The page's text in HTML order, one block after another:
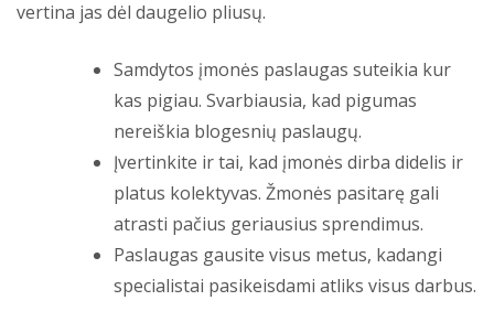
vertina jas dėl daugelio pliusų.
Samdytos įmonės paslaugas suteikia kur
kas pigiau. Svarbiausia, kad pigumas
nereiškia blogesnių paslaugų.
Įvertinkite ir tai, kad įmonės dirba didelis ir
platus kolektyvas. Žmonės pasitarę gali
atrasti pačius geriausius sprendimus.
Paslaugas gausite visus metus, kadangi
specialistai pasikeisdami atliks visus darbus.